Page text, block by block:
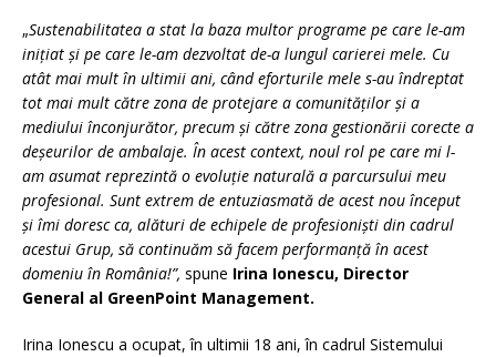
„Sustenabilitatea a stat la baza multor programe pe care le-am
inițiat și pe care le-am dezvoltat de-a lungul carierei mele. Cu
atât mai mult în ultimii ani, când eforturile mele s-au îndreptat
tot mai mult către zona de protejare a comunităților și a
mediului înconjurător, precum și către zona gestionării corecte a
deșeurilor de ambalaje. În acest context, noul rol pe care mi l-
am asumat reprezintă o evoluție naturală a parcursului meu
profesional. Sunt extrem de entuziasmată de acest nou început
și îmi doresc ca, alături de echipele de profesioniști din cadrul
acestui Grup, să continuăm să facem performanță în acest
domeniu în România!”, spune Irina Ionescu, Director
General al GreenPoint Management.
Irina Ionescu a ocupat, în ultimii 18 ani, în cadrul Sistemului